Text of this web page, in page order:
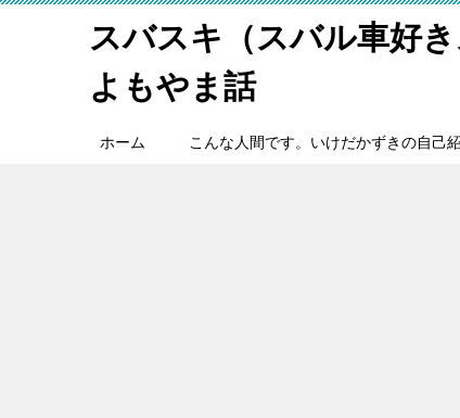
スバスキ（スバル車好
よもやま話
ホーム こんな人間です。いけだかずきの自己